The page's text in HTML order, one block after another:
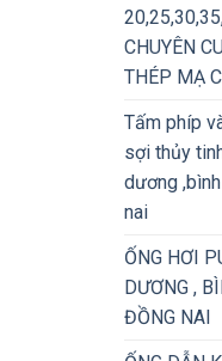
CHUYÊN
THÉP MẠ
Tấm phíp
sợi thủy
dương
nai
ỐNG HƠI
DƯƠNG ,
ĐỒNG NAI